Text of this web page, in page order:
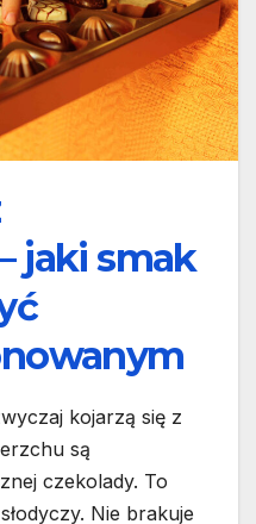
jaki smak
kojarzą się z
są
czekolady. To
Nie brakuje